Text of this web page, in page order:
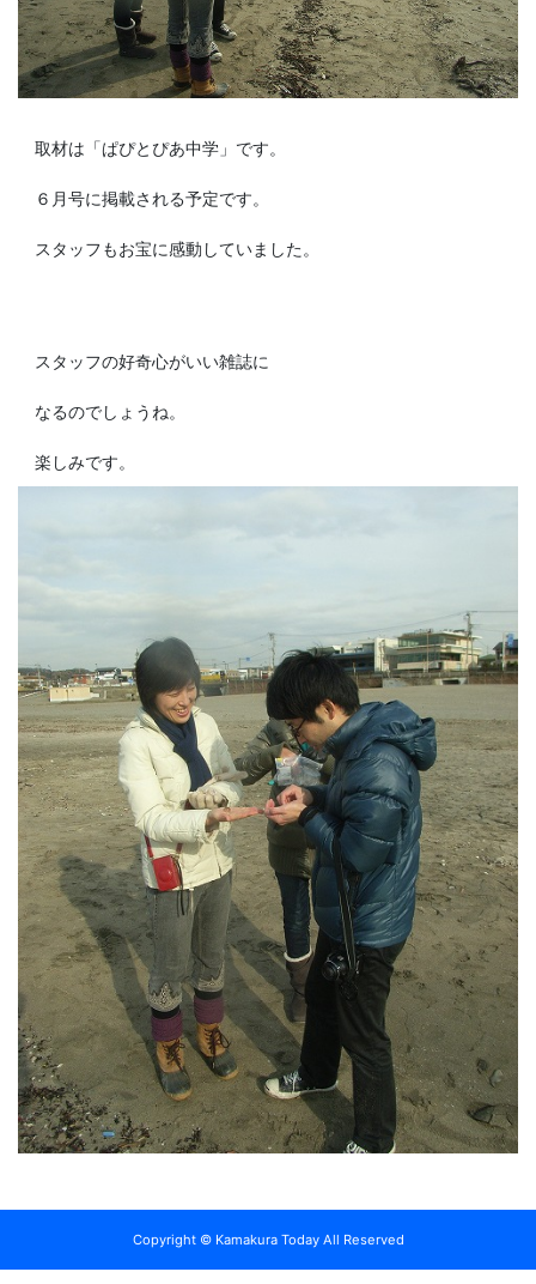
取材は「ぱぴとぴあ中学」です。
６月号に掲載される予定です。
スタッフもお宝に感動していました。
スタッフの好奇心がいい雑誌に
なるのでしょうね。
楽しみです。
Copyright © Kamakura Today All Reserved